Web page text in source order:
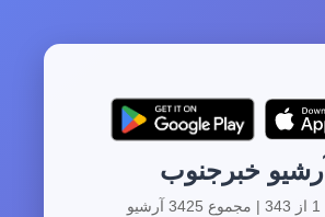
آرشیو خبرجنوب